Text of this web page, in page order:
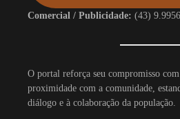
Comercial / Publicidade: (43)
O portal reforça seu compromisso
proximidade com a comunidade,
diálogo e à colaboração da população.